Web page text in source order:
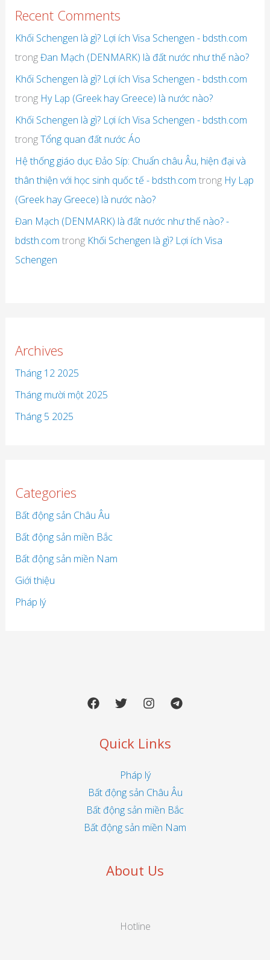
Recent Comments
Khối Schengen là gì? Lợi ích Visa Schengen - bdsth.com
trongĐan Mạch (DENMARK) là đất nước như thế nào?
Khối Schengen là gì? Lợi ích Visa Schengen - bdsth.com
trong Hy Lạp (Greek hay Greece) là nước nào?
Khối Schengen là gì? Lợi ích Visa Schengen - bdsth.com
trongTổng quan đất nước Áo
Hệ thống giáo dục Đảo Síp: Chuẩn châu Âu, hiện đại và
thân thiện với học sinh quốc tế - bdsth.com trong Hy Lạp
(Greek hay Greece) là nước nào?
Đan Mạch (DENMARK) là đất nước như thế nào? -
bdsth.com trong Khối Schengen là gì? Lợi ích Visa
Schengen
Archives
Tháng 12 2025
Tháng mười một 2025
Tháng 5 2025
Categories
Bất động sản Châu Âu
Bất động sản miền Bắc
Bất động sản miền Nam
Giới thiệu
Pháp lý
Quick Links
Pháp lý
Bất động sản Châu Âu
Bất động sản miền Bắc
Bất động sản miền Nam
About Us
Hotline